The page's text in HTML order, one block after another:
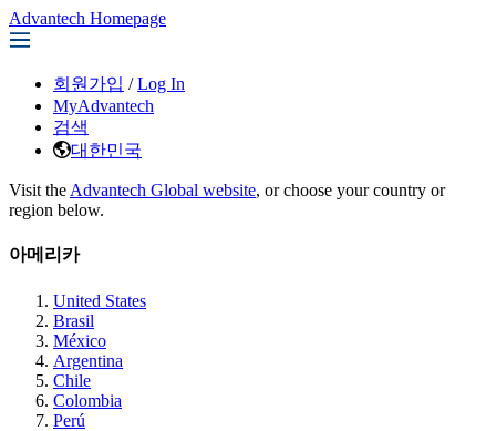
Advantech Homepage
회원가입 / Log In
MyAdvantech
검색
대한민국
Visit the Advantech Global website, or choose your country or
region below.
아메리카
United States
Brasil
México
Argentina
Chile
Colombia
Perú